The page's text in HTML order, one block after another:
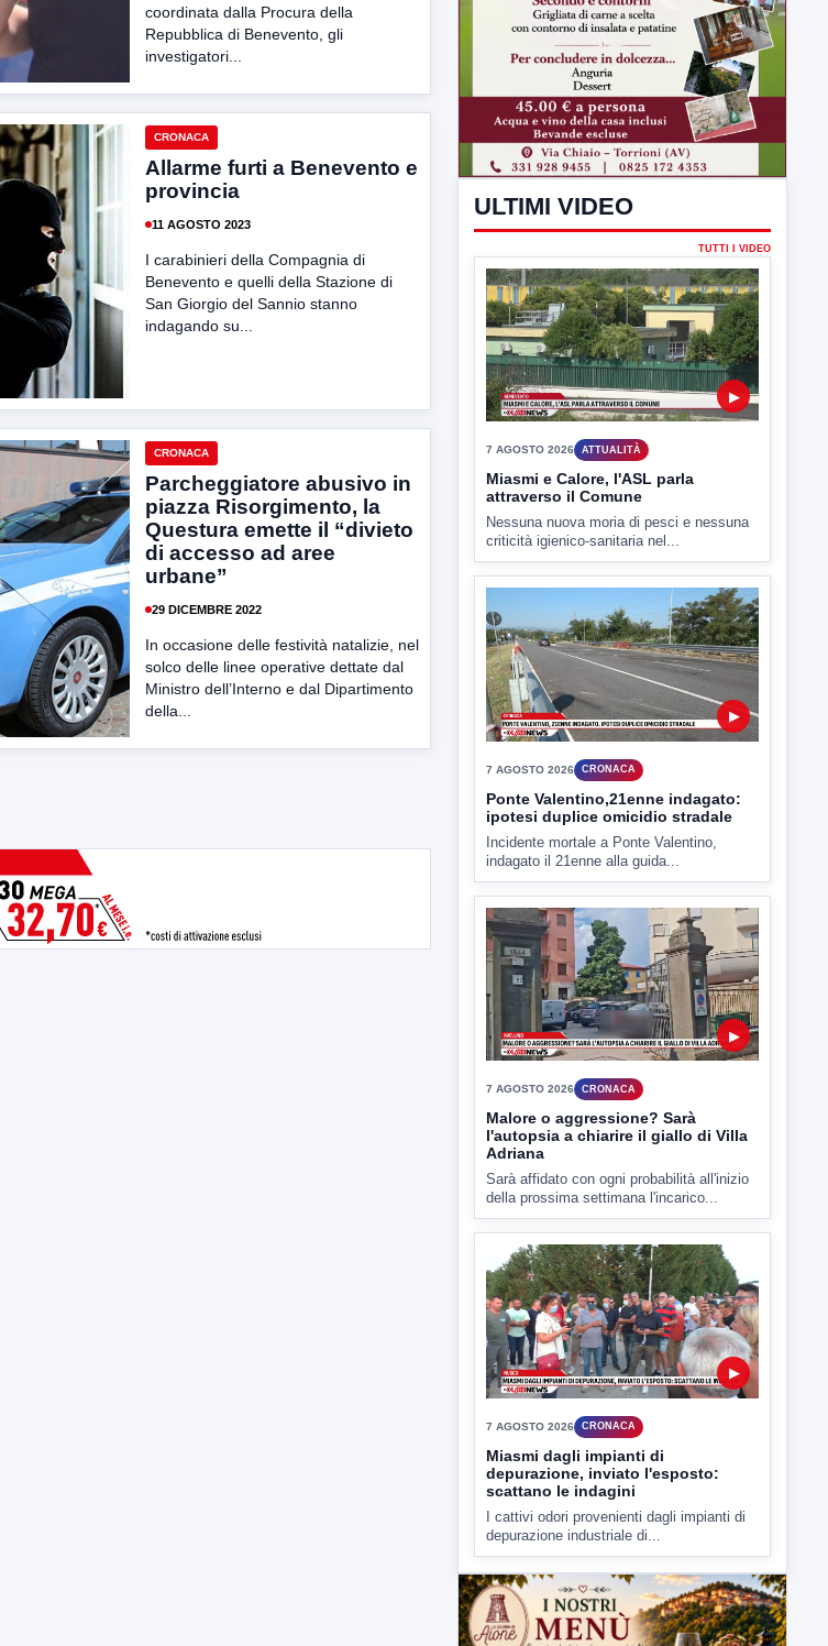
coordinata dalla Procura della
Repubblica di Benevento, gli
investigatori...
CRONACA
Allarme furti a Benevento e
provincia
11 AGOSTO 2023
I carabinieri della Compagnia di
Benevento e quelli della Stazione di
San Giorgio del Sannio stanno
indagando su...
CRONACA
Parcheggiatore abusivo in
piazza Risorgimento, la
Questura emette il “divieto
di accesso ad aree
urbane”
29 DICEMBRE 2022
In occasione delle festività natalizie, nel
solco delle linee operative dettate dal
Ministro dell’Interno e dal Dipartimento
della...
▶
7 AGOSTO 2026 ATTUALITÀ
Miasmi e Calore, l'ASL parla
attraverso il Comune
Nessuna nuova moria di pesci e nessuna
criticità igienico-sanitaria nel...
▶
7 AGOSTO 2026 CRONACA
Ponte Valentino,21enne indagato:
ipotesi duplice omicidio stradale
Incidente mortale a Ponte Valentino,
indagato il 21enne alla guida...
7 AGOSTO 2026 CRONACA
l'autopsia a chiarire il giallo di Villa
Adriana
Sarà affidato con ogni probabilità all'inizio
della prossima settimana l'incarico...
▶
7 AGOSTO 2026 CRONACA
Miasmi dagli impianti di
depurazione, inviato l'esposto:
scattano le indagini
I cattivi odori provenienti dagli impianti di
depurazione industriale di...